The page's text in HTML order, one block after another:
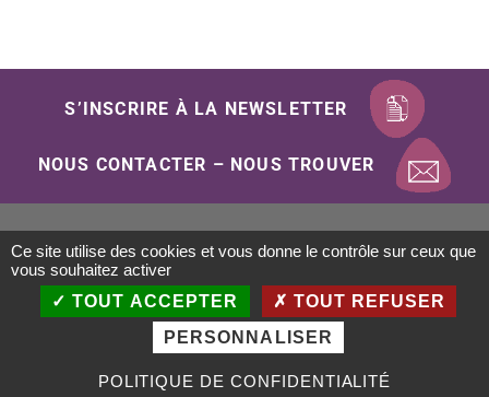
MENU
S’INSCRIRE À LA NEWSLETTER
NOUS CONTACTER – NOUS TROUVER
Mentions Légales
Politique de confidentialité
Gestion des cookies
Conception : Objectif-Multimedia.com / 2020
Ce site utilise des cookies et vous donne le contrôle sur ceux que
vous souhaitez activer
TOUT ACCEPTER
TOUT REFUSER
PERSONNALISER
POLITIQUE DE CONFIDENTIALITÉ